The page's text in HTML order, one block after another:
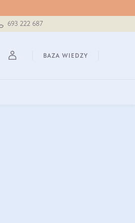
693 222 687
BAZA WIEDZY